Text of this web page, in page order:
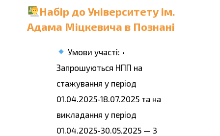
Набір до Університету ім.
Адама Міцкевича в Познані
Умови участі: •
Запрошуються НПП на
стажування у період
01.04.2025-18.07.2025 та на
викладання у період
01.04.2025-30.05.2025 — 3